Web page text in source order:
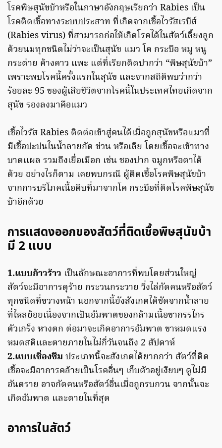
โรคพิษสุนัขบ้าหรือในภาษาอังกฤษเรียกว่า Rabies เป็น
โรคติดเชื้อทางระบบประสาท ที่เกิดจากเชื้อไวรัสเรบีส์
(Rabies virus) ที่สามารถก่อให้เกิดโรคได้ในสัตว์เลี้ยงลูก
ด้วยนมทุกชนิดไม่ว่าจะเป็นสุนัข แมว โค กระบือ หมู หนู
กระต่าย ค้างคาว แพะ แต่ที่เรียกติดปากว่า “พิษสุนัขบ้า”
เพราะพบโรคนี้ครั้งแรกในสุนัข และจากสถิติพบว่ากว่า
ร้อยละ 95 ของผู้เสียชีวิตจากโรคนี้ในประเทศไทยเกิดจาก
สุนัข รองลงมาคือแมว
เชื้อไวรัส Rabies ติดต่อเข้าสู่คนได้เมื่อถูกสุนัขหรือแมวที่
มีเชื้อปะปนในน้ำลายกัด ข่วน หรือเลีย โดยเชื้อจะเข้าทาง
บาดแผล รวมถึงเยื่อเมือก เช่น ชองปาก จมูกหรือตาได้
ด้วย อย่างไรก็ตาม เคยพบกรณี ผู้ติดเชื้อโรคพิษสุนัขบ้า
จากการบริโภคเนื้อดิบที่มาจากโค กระบือที่ติดโรคพิษสุนัข
บ้าอีกด้วย
การแสดงออกของสัตว์ที่ติดเชื้อพิษสุนัขบ้า
มี 2 แบบ
1.แบบก้าวร้าว เป็นลักษณะอาการที่พบโดยส่วนใหญ่
สัตว์จะมีอาการดุร้าย กระวนกระวาย วิ่งไล่กัดคนหรือสัตว์
ทุกชนิดที่ขวางหน้า นอกจากนี้ยังสังเกตได้ชัดจากน้ำลาย
ที่ไหลย้อยเนื่องจากเป็นอัมพาตของกล้ามเนื้อขากรรไกร
ตัวเกร็ง หางตก ต่อมาจะเกิดอาการอัมพาต ขาหมดแรง
หมดสติและตายภายในไม่กี่วันจนถึง 2 สัปดาห์
2.แบบเซื่องซึม ประเภทนี้จะสังเกตได้ยากกว่า สัตว์ที่ติด
เชื้อจะมีอาการคล้ายเป็นโรคอื่นๆ เก็บตัวอยู่เงียบๆ ดูไม่มี
อันตราย อาจกัดคนหรือสัตว์อื่นเมื่อถูกรบกวน จากนั้นจะ
เกิดอัมพาต และตายในที่สุด
อาการในสัตว์